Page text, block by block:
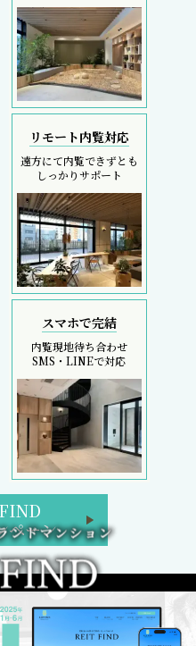
リモート内覧対応
遠方にて内覧できずとも
しっかりサポート
スマホで完結
内覧現地待ち合わせ
SMS・LINEで対応
ペーン